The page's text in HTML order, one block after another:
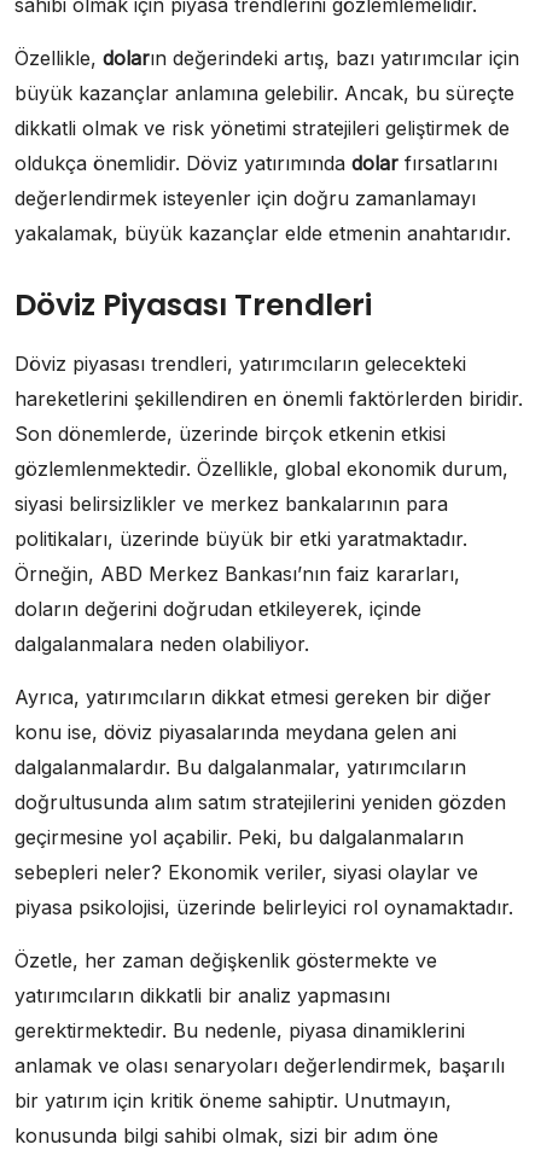
Özellikle, doların değerindeki artış, bazı yatırımcılar için
büyük kazançlar anlamına gelebilir. Ancak, bu süreçte
dikkatli olmak ve risk yönetimi stratejileri geliştirmek de
oldukça önemlidir. Döviz yatırımında dolar fırsatlarını
değerlendirmek isteyenler için doğru zamanlamayı
yakalamak, büyük kazançlar elde etmenin anahtarıdır.
Döviz Piyasası Trendleri
Döviz piyasası trendleri, yatırımcıların gelecekteki
hareketlerini şekillendiren en önemli faktörlerden biridir.
Son dönemlerde, üzerinde birçok etkenin etkisi
gözlemlenmektedir. Özellikle, global ekonomik durum,
siyasi belirsizlikler ve merkez bankalarının para
politikaları, üzerinde büyük bir etki yaratmaktadır.
Örneğin, ABD Merkez Bankası’nın faiz kararları,
doların değerini doğrudan etkileyerek, içinde
dalgalanmalara neden olabiliyor.
Ayrıca, yatırımcıların dikkat etmesi gereken bir diğer
konu ise, döviz piyasalarında meydana gelen ani
dalgalanmalardır. Bu dalgalanmalar, yatırımcıların
doğrultusunda alım satım stratejilerini yeniden gözden
geçirmesine yol açabilir. Peki, bu dalgalanmaların
sebepleri neler? Ekonomik veriler, siyasi olaylar ve
piyasa psikolojisi, üzerinde belirleyici rol oynamaktadır.
Özetle, her zaman değişkenlik göstermekte ve
yatırımcıların dikkatli bir analiz yapmasını
gerektirmektedir. Bu nedenle, piyasa dinamiklerini
anlamak ve olası senaryoları değerlendirmek, başarılı
bir yatırım için kritik öneme sahiptir. Unutmayın,
konusunda bilgi sahibi olmak, sizi bir adım öne